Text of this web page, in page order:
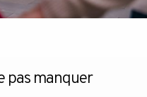
pas manquer